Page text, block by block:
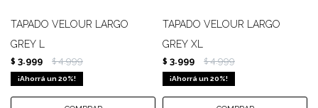
TAPADO VELOUR LARGO
GREY L
$ 3.999 $ 4.999
20
TAPADO VELOUR LARGO
GREY XL
$ 3.999 $ 4.999
20